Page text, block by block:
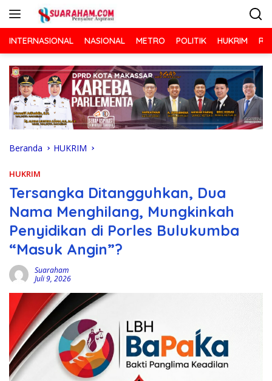
INTERNASIONAL NASIONAL METRO POLITIK HUKRIM
Beranda HUKRIM
HUKRIM
Tersangka Ditangguhkan, Dua
Nama Menghilang, Mungkinkah
Penyidikan di Porles Bulukumba
“Masuk Angin”?
Suaraham
Juli 9, 2026